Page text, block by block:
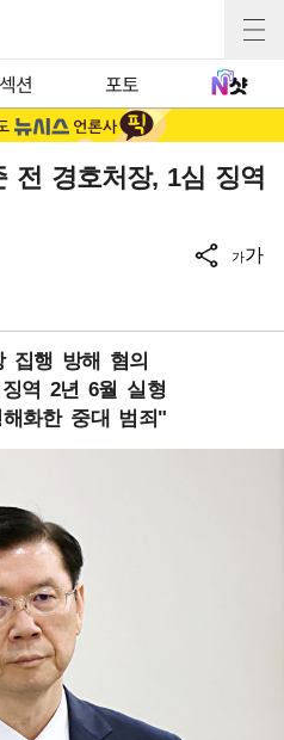
섹션 포토
전 경호처장, 1심 징역
가가
집행 방해 혐의
역 2년 6월 실형
화한 중대 범죄"